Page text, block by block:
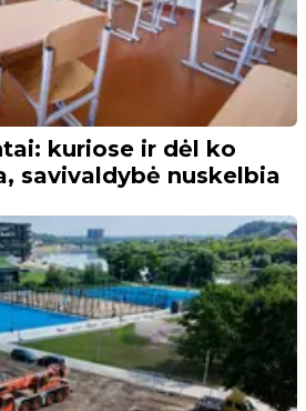
kuriose ir dėl ko
savivaldybė nuskelbia